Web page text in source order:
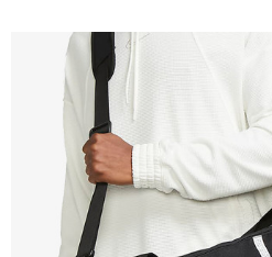
& COLLECT Платете со картичка online
ДОЗНАЈ